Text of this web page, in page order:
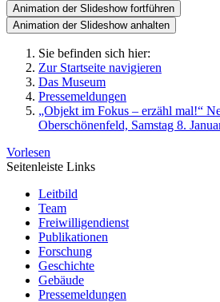
Animation der Slideshow fortführen
Animation der Slideshow anhalten
Sie befinden sich hier:
Zur Startseite navigieren
Das Museum
Pressemeldungen
„Objekt im Fokus – erzähl mal!“
Oberschönenfeld, Samstag 8.
Vorlesen
Seitenleiste Links
Leitbild
Team
Freiwilligendienst
Publikationen
Forschung
Geschichte
Gebäude
Pressemeldungen